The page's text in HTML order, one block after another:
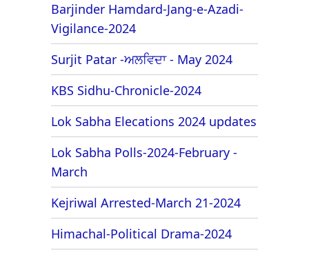
Barjinder Hamdard-Jang-e-Azadi-
Vigilance-2024
Surjit Patar -ਅਲਵਿਦਾ - May 2024
KBS Sidhu-Chronicle-2024
Lok Sabha Elecations 2024 updates
Lok Sabha Polls-2024-February -
March
Kejriwal Arrested-March 21-2024
Himachal-Political Drama-2024